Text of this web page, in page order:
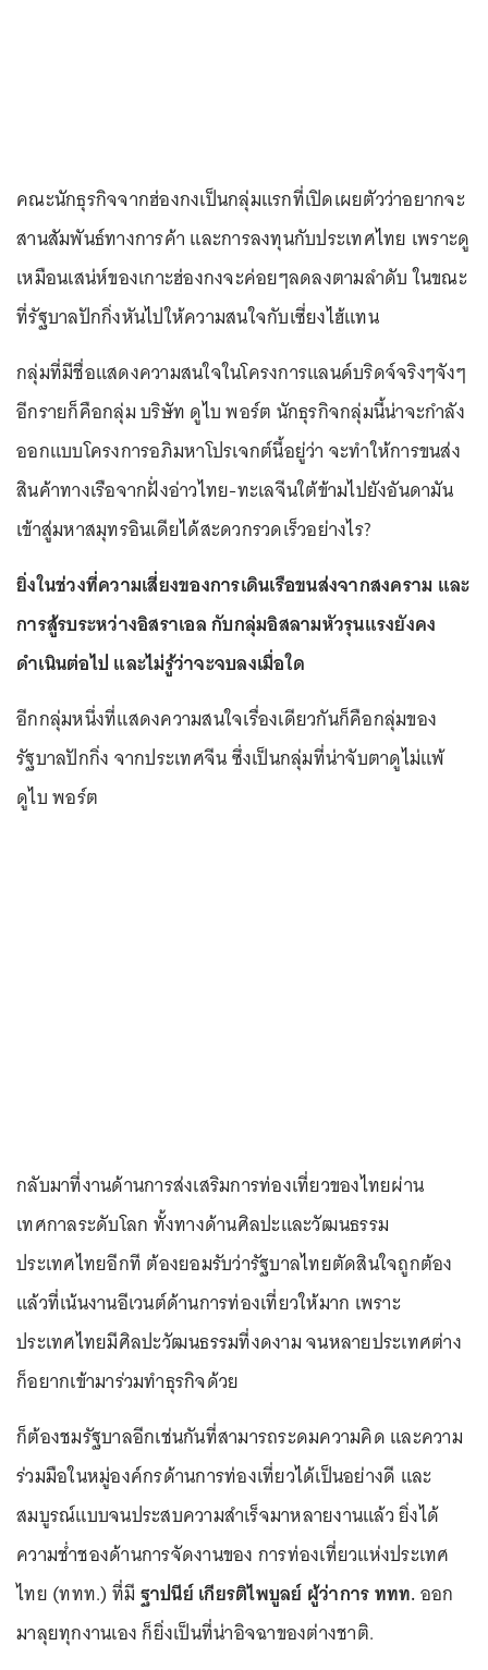
คณะนักธุรกิจจากฮ่องกงเป็นกลุ่มแรกที่เปิดเผยตัวว่าอยากจะ
สานสัมพันธ์ทางการค้า และการลงทุนกับประเทศไทย เพราะดู
เหมือนเสน่ห์ของเกาะฮ่องกงจะค่อยๆลดลงตามลำดับ ในขณะ
ที่รัฐบาลปักกิ่งหันไปให้ความสนใจกับเซี่ยงไฮ้แทน
กลุ่มที่มีชื่อแสดงความสนใจในโครงการแลนด์บริดจ์จริงๆจังๆ
อีกรายก็คือกลุ่ม บริษัท ดูไบ พอร์ต นักธุรกิจกลุ่มนี้น่าจะกำลัง
ออกแบบโครงการอภิมหาโปรเจกต์นี้อยู่ว่า จะทำให้การขนส่ง
สินค้าทางเรือจากฝั่งอ่าวไทย-ทะเลจีนใต้ข้ามไปยังอันดามัน
เข้าสู่มหาสมุทรอินเดียได้สะดวกรวดเร็วอย่างไร?
ยิ่งในช่วงที่ความเสี่ยงของการเดินเรือขนส่งจากสงคราม และ
การสู้รบระหว่างอิสราเอล กับกลุ่มอิสลามหัวรุนแรงยังคง
ดำเนินต่อไป และไม่รู้ว่าจะจบลงเมื่อใด
อีกกลุ่มหนึ่งที่แสดงความสนใจเรื่องเดียวกันก็คือกลุ่มของ
รัฐบาลปักกิ่ง จากประเทศจีน ซึ่งเป็นกลุ่มที่น่าจับตาดูไม่แพ้
ดูไบ พอร์ต
กลับมาที่งานด้านการส่งเสริมการท่องเที่ยวของไทยผ่าน
เทศกาลระดับโลก ทั้งทางด้านศิลปะและวัฒนธรรม
ประเทศไทยอีกที ต้องยอมรับว่ารัฐบาลไทยตัดสินใจถูกต้อง
แล้วที่เน้นงานอีเวนต์ด้านการท่องเที่ยวให้มาก เพราะ
ประเทศไทยมีศิลปะวัฒนธรรมที่งดงาม จนหลายประเทศต่าง
ก็อยากเข้ามาร่วมทำธุรกิจด้วย
ก็ต้องชมรัฐบาลอีกเช่นกันที่สามารถระดมความคิด และความ
ร่วมมือในหมู่องค์กรด้านการท่องเที่ยวได้เป็นอย่างดี และ
สมบูรณ์แบบจนประสบความสำเร็จมาหลายงานแล้ว ยิ่งได้
ความช่ำชองด้านการจัดงานของ การท่องเที่ยวแห่งประเทศ
ไทย (ททท.) ที่มี ฐาปนีย์ เกียรติไพบูลย์ ผู้ว่าการ ททท.ออก
มาลุยทุกงานเอง ก็ยิ่งเป็นที่น่าอิจฉาของต่างชาติ.